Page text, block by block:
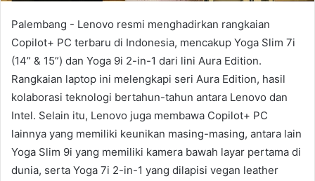
Palembang - Lenovo resmi menghadirkan rangkaian
Copilot+ PC terbaru di Indonesia, mencakup Yoga Slim 7i
(14” & 15”) dan Yoga 9i 2-in-1 dari lini Aura Edition.
Rangkaian laptop ini melengkapi seri Aura Edition, hasil
kolaborasi teknologi bertahun-tahun antara Lenovo dan
Intel. Selain itu, Lenovo juga membawa Copilot+ PC
lainnya yang memiliki keunikan masing-masing, antara lain
Yoga Slim 9i yang memiliki kamera bawah layar pertama di
dunia, serta Yoga 7i 2-in-1 yang dilapisi vegan leather